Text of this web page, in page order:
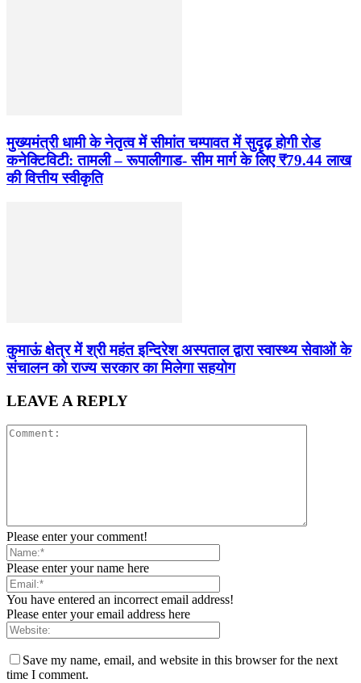
मुख्यमंत्री धामी के नेतृत्व में सीमांत चम्पावत में सुदृढ़ होगी रोड
कनेक्टिविटी: तामली – रूपालीगाड- सीम मार्ग के लिए ₹79.44 लाख
की वित्तीय स्वीकृति
कुमाऊं क्षेत्र में श्री महंत इन्दिरेश अस्पताल द्वारा स्वास्थ्य सेवाओं के
संचालन को राज्य सरकार का मिलेगा सहयोग
LEAVE A REPLY
Please enter your comment!
Please enter your name here
You have entered an incorrect email address!
Please enter your email address here
Save my name, email, and website in this browser for the next
time I comment.